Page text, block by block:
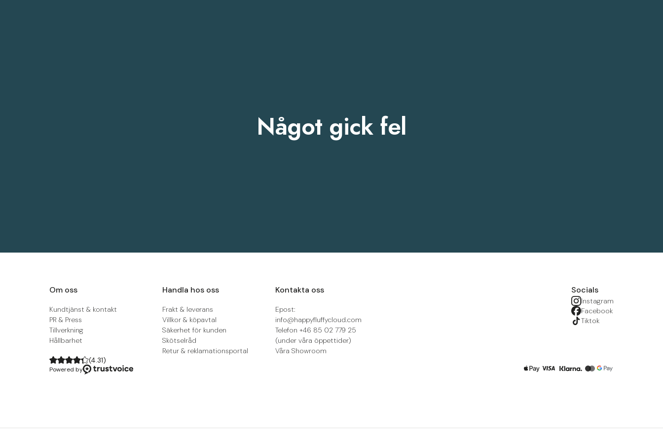
Något gick fel
Om oss
Kundtjänst & kontakt
PR & Press
Tillverkning
Hållbarhet
Handla hos oss
Frakt & leverans
Villkor & köpavtal
Säkerhet för kunden
Skötselråd
Retur & reklamationsportal
Kontakta oss
Epost:
info@happyfluffycloud.com
Telefon +46 85 02 779 25
(under våra öppettider)
Våra Showroom
Socials
Instagram
Facebook
Tiktok
(4.31)
Powered by